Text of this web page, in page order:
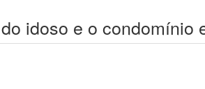
idoso e o condomínio